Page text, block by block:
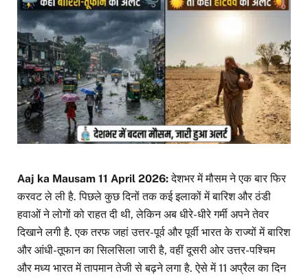
Aaj ka Mausam 11 April 2026:देशभर में मौसम ने एक बार फिर
करवट ले ली है. पिछले कुछ दिनों तक कई इलाकों में बारिश और ठंडी
हवाओं ने लोगों को राहत दी थी, लेकिन अब धीरे-धीरे गर्मी अपने तेवर
दिखाने लगी है. एक तरफ जहां उत्तर-पूर्व और पूर्वी भारत के राज्यों में बारिश
और आंधी-तूफान का सिलसिला जारी है, वहीं दूसरी ओर उत्तर-पश्चिम
और मध्य भारत में तापमान तेजी से बढ़ने लगा है. ऐसे में 11 अप्रैल का दिन